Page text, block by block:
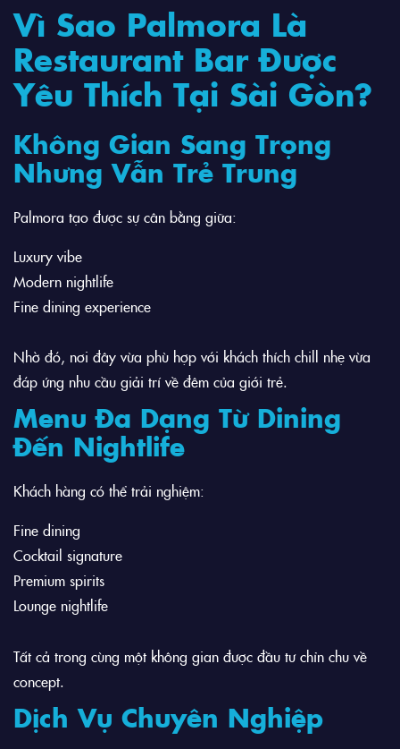
Vì Sao Palmora Là
Restaurant Bar Được
Yêu Thích Tại Sài Gòn?
Không Gian Sang Trọng
Nhưng Vẫn Trẻ Trung
Palmora tạo được sự cân bằng giữa:
Luxury vibe
Modern nightlife
Fine dining experience
Nhờ đó, nơi đây vừa phù hợp với khách thích chill nhẹ vừa
đáp ứng nhu cầu giải trí về đêm của giới trẻ.
Menu Đa Dạng Từ Dining
Đến Nightlife
Khách hàng có thể trải nghiệm:
Fine dining
Cocktail signature
Premium spirits
Lounge nightlife
Tất cả trong cùng một không gian được đầu tư chỉn chu về
concept.
Dịch Vụ Chuyên Nghiệp